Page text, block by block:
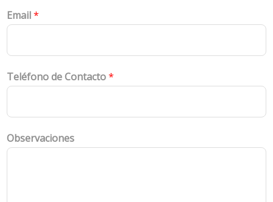
Email*
Teléfono de Contacto*
Observaciones